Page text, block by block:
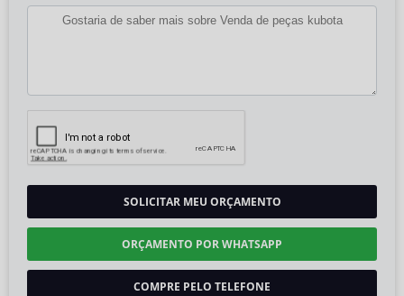
SOLICITAR MEU ORÇAMENTO
ORÇAMENTO POR WHATSAPP
COMPRE PELO TELEFONE